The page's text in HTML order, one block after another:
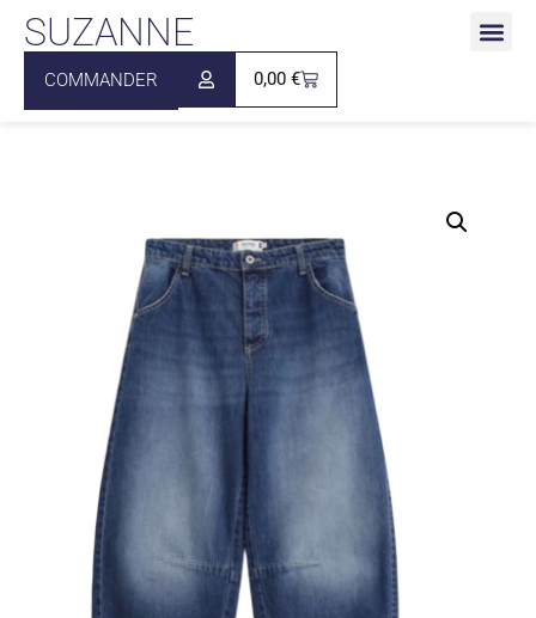
SUZANNE
COMMANDER 0,00 €